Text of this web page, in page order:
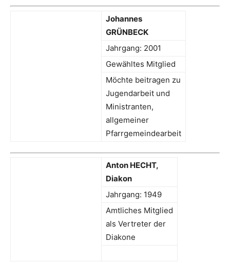
Johannes
GRÜNBECK
Jahrgang: 2001
Gewähltes Mitglied
Möchte beitragen zu
Jugendarbeit und
Ministranten,
allgemeiner
Pfarrgemeindearbeit
Anton HECHT,
Diakon
Jahrgang: 1949
Amtliches Mitglied
als Vertreter der
Diakone